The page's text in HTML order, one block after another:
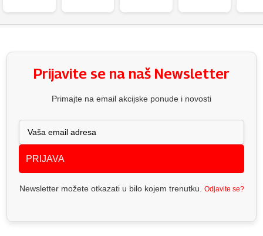
Prijavite se na naš Newsletter
Primajte na email akcijske ponude i novosti
PRIJAVA
Newsletter možete otkazati u bilo kojem trenutku. Odjavite se?